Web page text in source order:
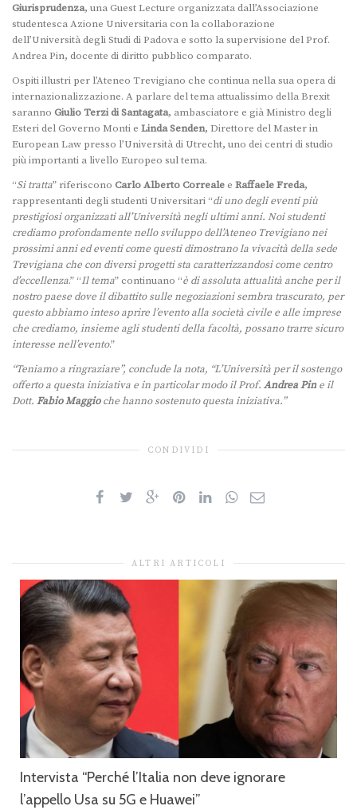
Giurisprudenza, una Guest Lecture organizzata dall’Associazione
studentesca Azione Universitaria con la collaborazione
dell’Università degli Studi di Padova e sotto la supervisione del Prof.
Andrea Pin, docente di diritto pubblico comparato.
Ospiti illustri per l’Ateneo Trevigiano che continua nella sua opera di
internazionalizzazione. A parlare del tema attualissimo della Brexit
saranno Giulio Terzi di Santagata, ambasciatore e già Ministro degli
Esteri del Governo Monti e Linda Senden, Direttore del Master in
European Law presso l’Università di Utrecht, uno dei centri di studio
più importanti a livello Europeo sul tema.
“Si tratta” riferiscono Carlo Alberto Correale e Raffaele Freda,
rappresentanti degli studenti Universitari “di uno degli eventi più
prestigiosi organizzati all’Università negli ultimi anni. Noi studenti
crediamo profondamente nello sviluppo dell’Ateneo Trevigiano nei
prossimi anni ed eventi come questi dimostrano la vivacità della sede
Trevigiana che con diversi progetti sta caratterizzandosi come centro
d’eccellenza.” “Il tema” continuano “è di assoluta attualità anche per il
nostro paese dove il dibattito sulle negoziazioni sembra trascurato, per
questo abbiamo inteso aprire l’evento alla società civile e alle imprese
che crediamo, insieme agli studenti della facoltà, possano trarre sicuro
interesse nell’evento.”
“Teniamo a ringraziare”, conclude la nota, “L’Università per il sostengo
offerto a questa iniziativa e in particolar modo il Prof. Andrea Pine il
Dott. Fabio Maggioche hanno sostenuto questa iniziativa.”
CONDIVIDI
ALTRI ARTICOLI
Intervista “Perché l’Italia non deve ignorare
l’appello Usa su 5G e Huawei”